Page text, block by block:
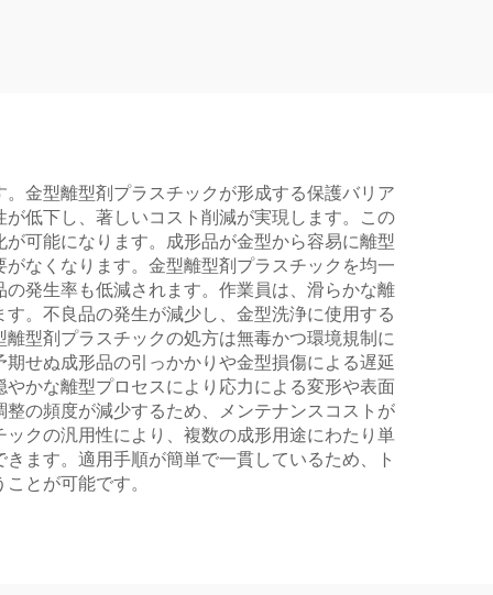
金型離型剤プラスチックが形成する保護バリア
低下し、著しいコスト削減が実現します。この
可能になります。成形品が金型から容易に離型
なくなります。金型離型剤プラスチックを均一
発生率も低減されます。作業員は、滑らかな離
。不良品の発生が減少し、金型洗浄に使用する
型剤プラスチックの処方は無毒かつ環境規制に
せぬ成形品の引っかかりや金型損傷による遅延
かな離型プロセスにより応力による変形や表面
の頻度が減少するため、メンテナンスコストが
クの汎用性により、複数の成形用途にわたり単
ます。適用手順が簡単で一貫しているため、ト
とが可能です。